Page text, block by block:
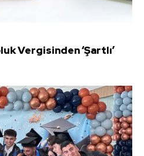
Vergisinden ‘Şartlı’